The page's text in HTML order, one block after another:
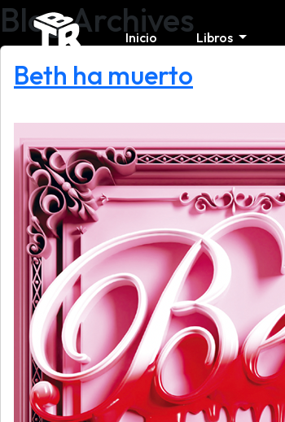
Inicio Libros
Blog Archives
Beth ha muerto